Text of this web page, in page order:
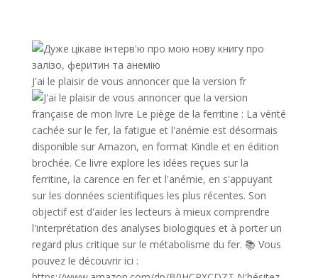
J'ai le plaisir de vous annoncer que la version fr